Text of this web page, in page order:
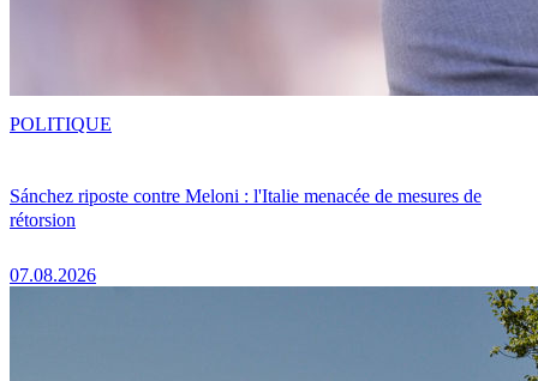
Sánchez riposte contre Meloni : l'Italie menacée de mesures de
rétorsion
07.08.2026
POLITIQUE